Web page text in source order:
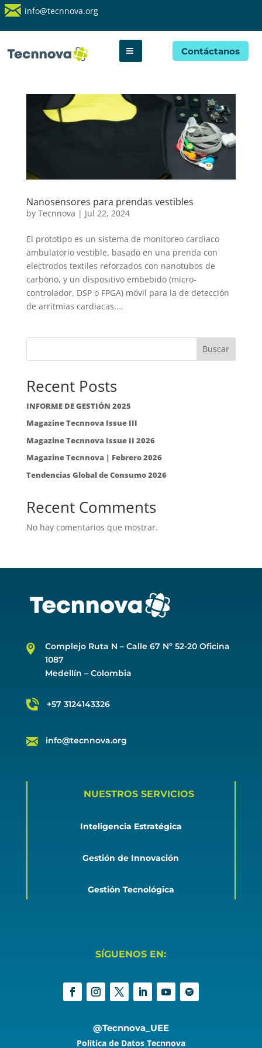
info@tecnnova.org
Contáctanos
Nanosensores para prendas vestibles
by Tecnnova | Jul 22, 2024
El prototipo es un sistema de monitoreo cardiaco
ambulatorio vestible, basado en una prenda con
electrodos textiles reforzados con nanotubos de
carbono, y un dispositivo embebido (micro-
controlador, DSP o FPGA) móvil para la de detección
de arritmias cardiacas....
Buscar
Recent Posts
INFORME DE GESTIÓN 2025
Magazine Tecnnova Issue III
Magazine Tecnnova Issue II 2026
Magazine Tecnnova | Febrero 2026
Tendencias Global de Consumo 2026
Recent Comments
No hay comentarios que mostrar.
Complejo Ruta N – Calle 67 Nº 52-20 Oficina
1087
Medellín – Colombia
+57 3124143326
info@tecnnova.org
NUESTROS SERVICIOS
Inteligencia Estratégica
Gestión de Innovación
Gestión Tecnológica
SÍGUENOS EN:
@Tecnnova_UEE
Política de Datos Tecnnova